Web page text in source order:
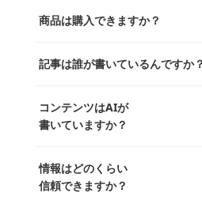
ってもらうニュースサイトです。
を中心に行われており、私たちは
商品は購入できますか？
「perfectworld.shop」で、ほとん
があり、そこからジャンプできます
記事は誰が書いているんですか？
ています。記事内の99%を超える
ずつ心を込めて自分たちで撮影し
ッズを収集し、月に1,000点の新
長KOSが全記事を監修しています。
コンテンツはAIが
書いていますか？
書いています。AIは使用していま
認を行い、手動で更新しています。
情報はどのくらい
信頼できますか？